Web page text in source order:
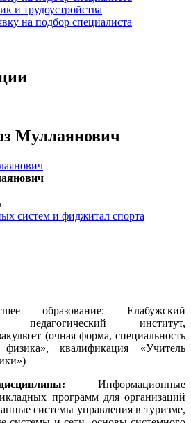
и трудоустройства
на подбор специалиста
Муллаянович
систем и фиджитал спорта
образование: Елабужский
педагогический институт,
(очная форма, специальность
квалификация «Учитель
Информационные
программ для организаций
системы управления в туризме,